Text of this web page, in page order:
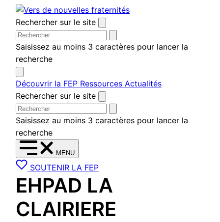
Aller
au
contenu
Rechercher sur le site
Saisissez au moins 3 caractères pour lancer la
recherche
Découvrir la FEP Ressources Actualités
Rechercher sur le site
Saisissez au moins 3 caractères pour lancer la
recherche
MENU
SOUTENIR LA FEP
EHPAD LA
CLAIRIERE